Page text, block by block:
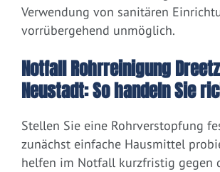
Verwendung von sanitären
vorrübergehend unmöglich.
Notfall Rohrreinigung
Neustadt: So handeln Sie
Stellen Sie eine Rohrverstopfung
zunächst einfache Hausmittel
helfen im Notfall kurzfristig gegen